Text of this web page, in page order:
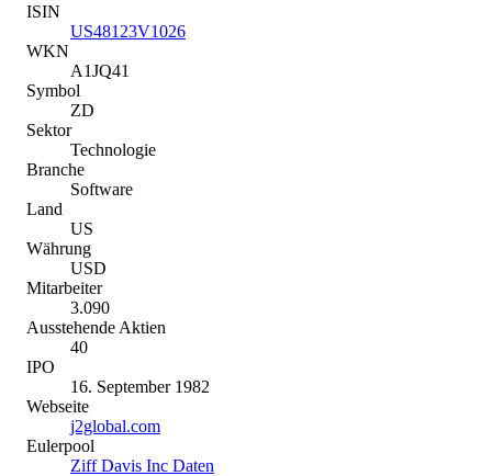
ISIN
US48123V1026
WKN
A1JQ41
Symbol
ZD
Sektor
Technologie
Branche
Software
Land
US
Währung
USD
Mitarbeiter
3.090
Ausstehende Aktien
40
IPO
16. September 1982
Webseite
j2global.com
Eulerpool
Ziff Davis Inc Daten